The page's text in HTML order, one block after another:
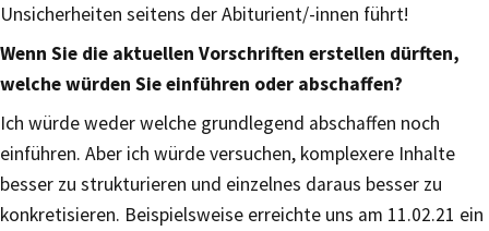
Unsicherheiten seitens der Abiturient/-innen führt!
Wenn Sie die aktuellen Vorschriften erstellen dürften,
welche würden Sie einführen oder abschaffen?
Ich würde weder welche grundlegend abschaffen noch
einführen. Aber ich würde versuchen, komplexere Inhalte
besser zu strukturieren und einzelnes daraus besser zu
konkretisieren. Beispielsweise erreichte uns am 11.02.21 ein